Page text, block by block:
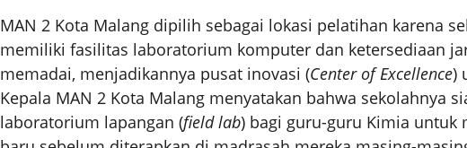
MAN 2 Kota Malang dipilih sebagai lokasi pelatihan karena
memiliki fasilitas laboratorium komputer dan ketersediaan
memadai, menjadikannya pusat inovasi (Center of Excellence)
Kepala MAN 2 Kota Malang menyatakan bahwa sekolahnya
laboratorium lapangan (field lab) bagi guru-guru Kimia untuk